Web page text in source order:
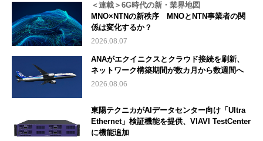
＜連載＞6G時代の新・業界地図
MNO×NTNの新秩序 MNOとNTN事業者の関
係は変化するか？
2026.08.07
ANAがエクイニクスとクラウド接続を刷新、
ネットワーク構築期間が数カ月から数週間へ
2026.08.06
東陽テクニカがAIデータセンター向け「Ultra
Ethernet」検証機能を提供、VIAVI TestCenter
に機能追加